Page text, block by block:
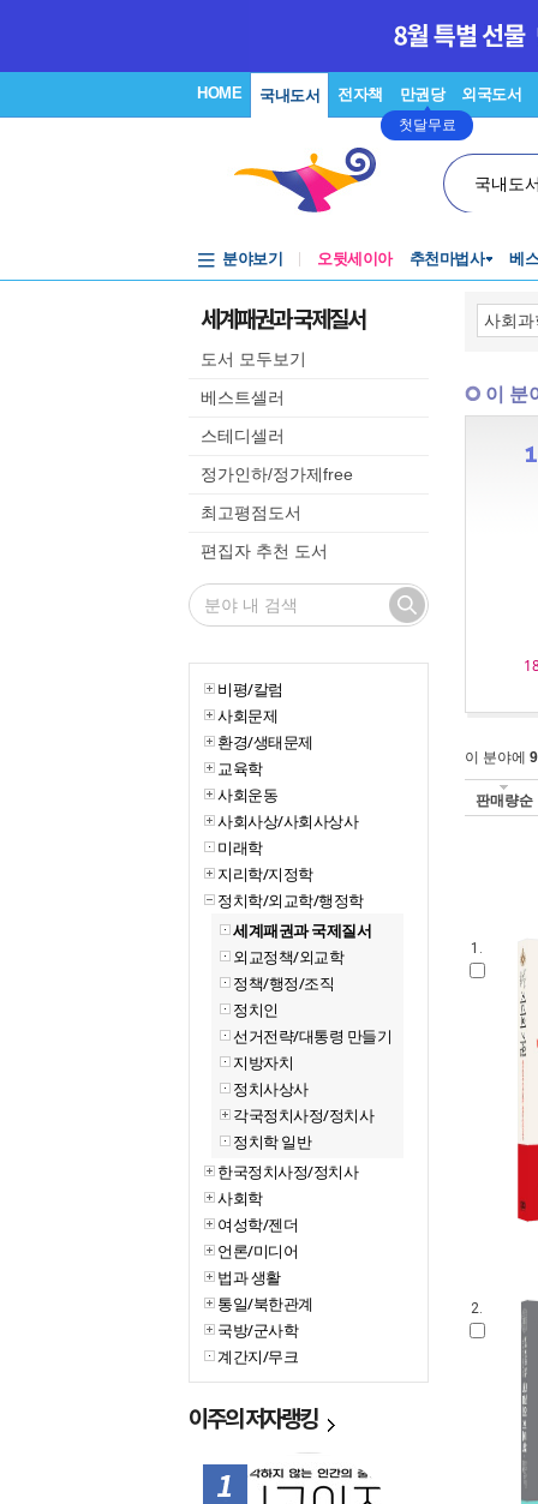
HOME 국내도서 전자책 만권당
첫달무료
외국도서
국내도
분야보기 오뒷세이아 추천마법사 베
세계패권과 국제질서
도서 모두보기
베스트셀러
스테디셀러
정가인하/정가제free
최고평점도서
편집자 추천 도서
비평/칼럼
사회문제
환경/생태문제
교육학
사회운동
사회사상/사회사상사
미래학
지리학/지정학
정치학/외교학/행정학
세계패권과 국제질서
외교정책/외교학
정책/행정/조직
정치인
선거전략/대통령 만들기
지방자치
정치사상사
각국정치사정/정치사
정치학 일반
한국정치사정/정치사
사회학
여성학/젠더
언론/미디어
법과 생활
통일/북한관계
국방/군사학
계간지/무크
이주의저자랭킹
1위
이 분
이 분야에
판매량순
1.
2.